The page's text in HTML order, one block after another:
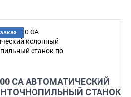
CA АВТОМАТИЧЕСКИЙ
СТАНОК